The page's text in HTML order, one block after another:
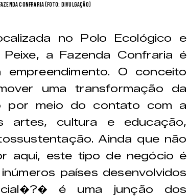
Confraria (Foto: divulgação)
no Polo Ecológico e
a Fazenda Confraria é
O conceito
uma transformação da
por meio do contato com a
artes, cultura e educação,
Ainda que não
aqui, este tipo de negócio é
países desenvolvidos
é uma junção dos